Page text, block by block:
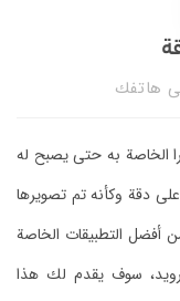
هاتفك
الخاصة به حتى يصبح له
دقة وكأنه تم تصويرها
أفضل التطبيقات الخاصة
سوف يقدم لك هذا